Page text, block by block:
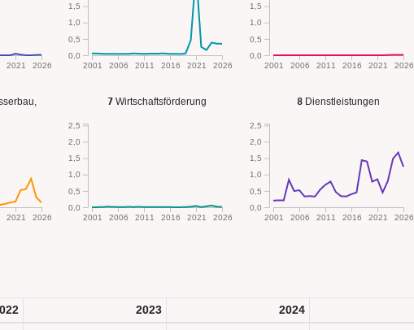
2021 2026 2001 2006 2011 2016 2021 2026
0,0
0,5
1,0
1,5
2001 2006 2011 2016 2021 2026
0,0
0,5
1,0
1,5
2021 2026 2001 2006 2011 2016 2021 2026
0,0
0,5
1,0
1,5
2,0
2,5
7 Wirtschaftsförderung
2001 2006 2011 2016 2021 2026
0,0
0,5
1,0
1,5
2,0
2,5
8Dienstleistungen
2023 2024